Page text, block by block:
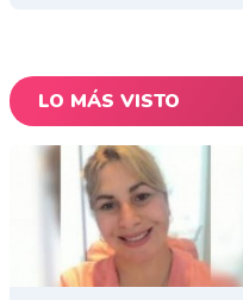
LO MÁS VISTO